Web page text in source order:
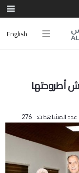
English
أطروحتها
عدد المشاهدات: 276